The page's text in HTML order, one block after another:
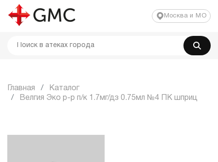
Москва и МО
Главная
Каталог
Велгия Эко р-р п/к 1.7мг/дз 0.75мл №4 ПК шприц